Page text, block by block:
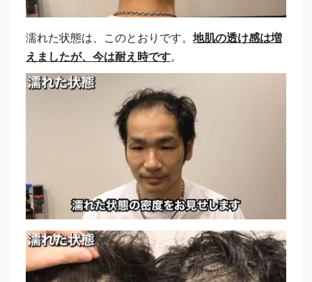
濡れた状態は、このとおりです。 地肌の透け感は増
えましたが、今は耐え時です。